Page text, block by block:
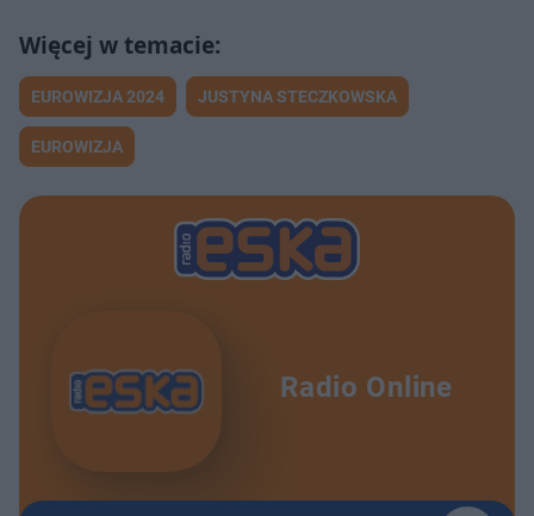
EUROWIZJA 2024 JUSTYNA STECZKOWSKA
EUROWIZJA
Radio Online